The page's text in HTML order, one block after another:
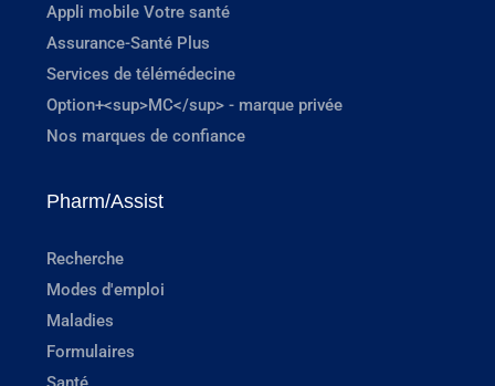
Appli mobile Votre santé
Assurance-Santé Plus
Services de télémédecine
Option+<sup>MC</sup> - marque privée
Nos marques de confiance
Pharm/Assist
Recherche
Modes d'emploi
Maladies
Formulaires